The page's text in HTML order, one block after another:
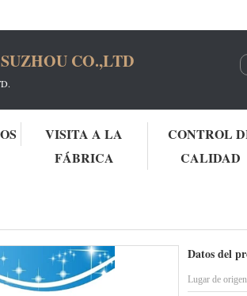
CO.,LTD
VISITA A LA
FÁBRICA
CONTROL
CALIDAD
y lavaojos combinados a prueba de calor y escaldaduras CON
de calor y escaldaduras CON
Datos del
Lugar de